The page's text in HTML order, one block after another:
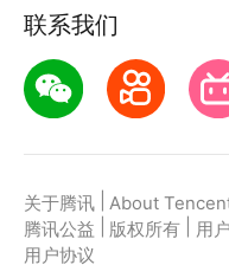
联系我们
关于腾讯 About
腾讯公益
版权所有 用
用户协议